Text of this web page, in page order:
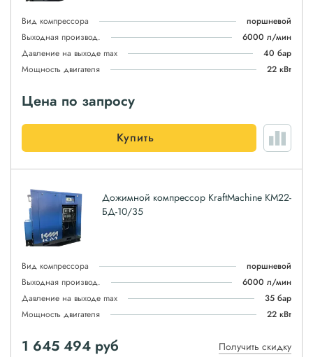
Вид компрессора
поршневой
Выходная производ.
6000 л/мин
Давление на выходе max
40 бар
Мощность двигателя
22 кВт
Цена по запросу
Купить
Дожимной компрессор KraftMachine КМ22-
БД-10/35
Вид компрессора
поршневой
Выходная производ.
6000 л/мин
Давление на выходе max
35 бар
Мощность двигателя
22 кВт
1 645 494 руб Получить скидку